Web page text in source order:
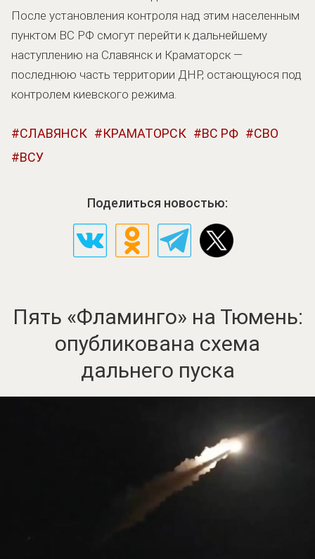
После установления контроля над этим населенным
пунктом ВС РФ смогут перейти к дальнейшему
наступлению на Славянск и Краматорск —
последнюю часть территории ДНР, остающуюся под
контролем киевского режима.
СЛАВЯНСК КРАМАТОРСК ВС РФ
СВО
ВСУ
Поделиться новостью:
Пять «Фламинго» на Тюмень:
опубликована схема
дальнего пуска